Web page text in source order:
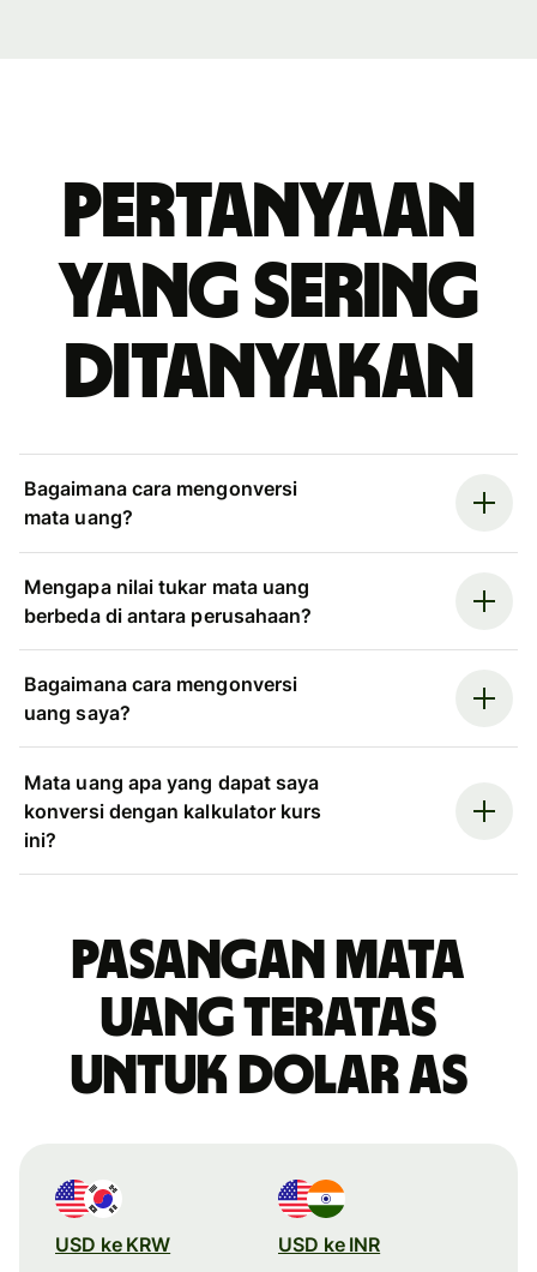
Pertanyaan
yang sering
ditanyakan
Bagaimana cara mengonversi
mata uang?
Mengapa nilai tukar mata uang
berbeda di antara perusahaan?
Bagaimana cara mengonversi
uang saya?
Mata uang apa yang dapat saya
konversi dengan kalkulator kurs
ini?
Pasangan mata
uang teratas
untuk dolar AS
USD ke KRW USD ke INR